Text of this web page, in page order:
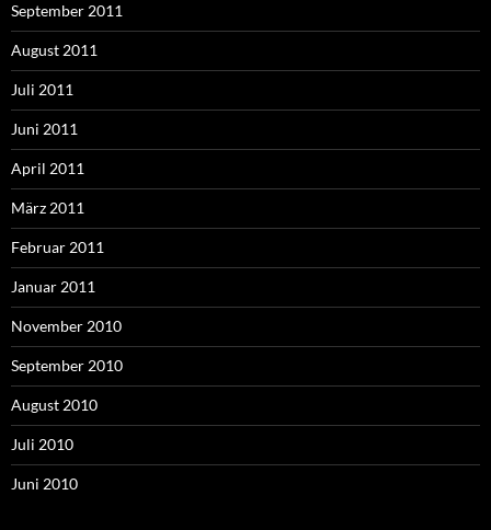
September 2011
August 2011
Juli 2011
Juni 2011
April 2011
März 2011
Februar 2011
Januar 2011
November 2010
September 2010
August 2010
Juli 2010
Juni 2010